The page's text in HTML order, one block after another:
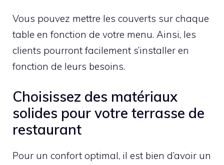
Vous pouvez mettre les couverts sur chaque
table en fonction de votre menu. Ainsi, les
clients pourront facilement s’installer en
fonction de leurs besoins.
Choisissez des matériaux
solides pour votre terrasse de
restaurant
Pour un confort optimal, il est bien d’avoir un